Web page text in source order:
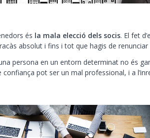
és la mala elecció dels socis. El fet
absolut i fins i tot que hagis de renunciar
persona en un entorn determinat no és
pot ser un mal professional, i a